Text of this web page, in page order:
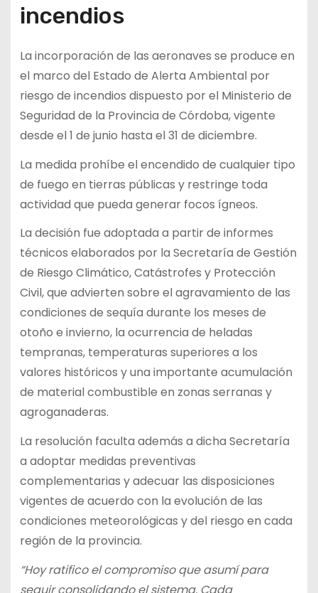
incendios
La incorporación de las aeronaves se produce en
el marco del Estado de Alerta Ambiental por
riesgo de incendios dispuesto por el Ministerio de
Seguridad de la Provincia de Córdoba, vigente
desde el 1 de junio hasta el 31 de diciembre.
La medida prohíbe el encendido de cualquier tipo
de fuego en tierras públicas y restringe toda
actividad que pueda generar focos ígneos.
La decisión fue adoptada a partir de informes
técnicos elaborados por la Secretaría de Gestión
de Riesgo Climático, Catástrofes y Protección
Civil, que advierten sobre el agravamiento de las
condiciones de sequía durante los meses de
otoño e invierno, la ocurrencia de heladas
tempranas, temperaturas superiores a los
valores históricos y una importante acumulación
de material combustible en zonas serranas y
agroganaderas.
La resolución faculta además a dicha Secretaría
a adoptar medidas preventivas
complementarias y adecuar las disposiciones
vigentes de acuerdo con la evolución de las
condiciones meteorológicas y del riesgo en cada
región de la provincia.
“Hoy ratifico el compromiso que asumí para
seguir consolidando el sistema. Cada